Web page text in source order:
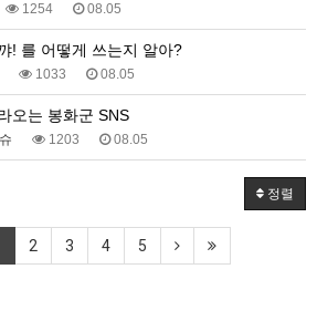
1254 08.05
! 를 어떻게 쓰는지 알아?
1033 08.05
오는 봉화군 SNS
1203 08.05
정렬
2 3 4 5